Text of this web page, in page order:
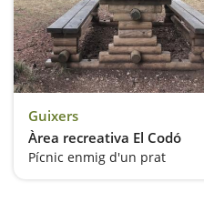
Guixers
Àrea recreativa El Codó
Pícnic enmig d'un prat